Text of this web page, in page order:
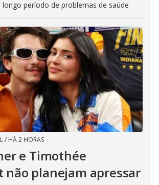
longo período de problemas de saúde
/ HÁ 2 HORAS
e Timothée
não planejam apressar